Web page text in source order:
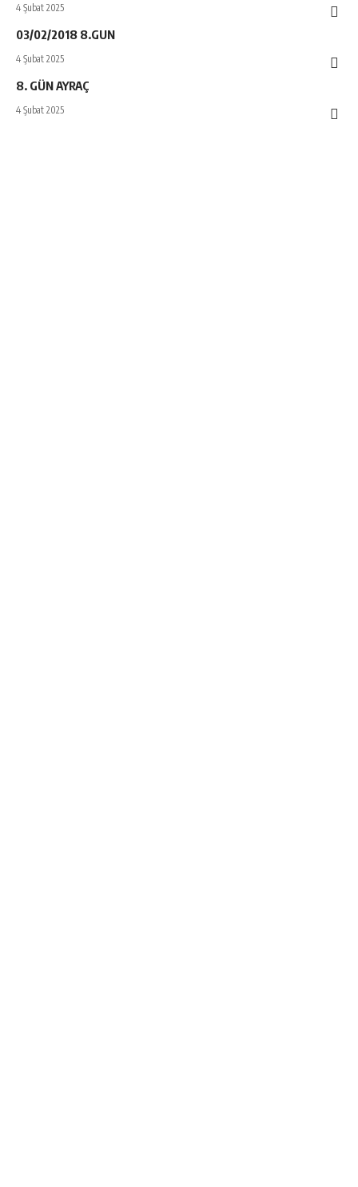
4 Şubat 2025
03/02/2018 8.GUN
4 Şubat 2025
8. GÜN AYRAÇ
4 Şubat 2025